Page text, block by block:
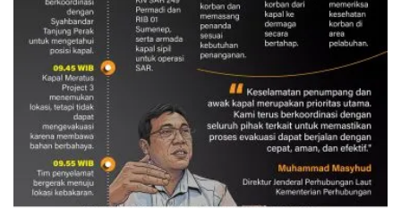
Evakuasi korban kebakaran KM
Mutiara Sentosa 2
3 Agustus 2026